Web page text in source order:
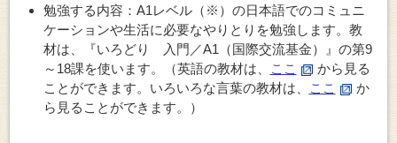
勉強する内容：A1レベル（※）の日本語でのコミュニ
ケーションや生活に必要なやりとり を勉強します。教
材は、『いろどり 入門／A1（国際交流基金）』の第9
～18課を使います。（英語の教材は、
ここ
から見る
ことができます。いろいろな言葉の教材は、
ここ
か
ら見ることができます。）